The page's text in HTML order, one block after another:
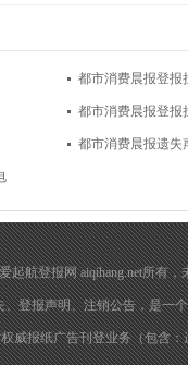
都市消费晨报登报
都市消费晨报登报
都市消费晨报遗失
起航登报网 aiqihang.net所有
、登报声明、注销公告，是一
威报纸广告刊登业务（包含